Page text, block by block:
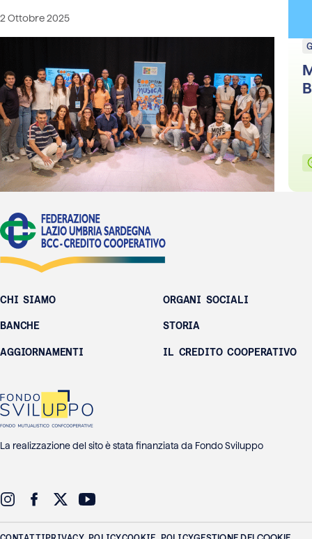
2 Ottobre 2025
CHI SIAMO
BANCHE
AGGIORNAMENTI
ORGANI SOCIALI
STORIA
IL CREDITO COOPERATIVO
La realizzazione del sito è stata finanziata da Fondo Sviluppo